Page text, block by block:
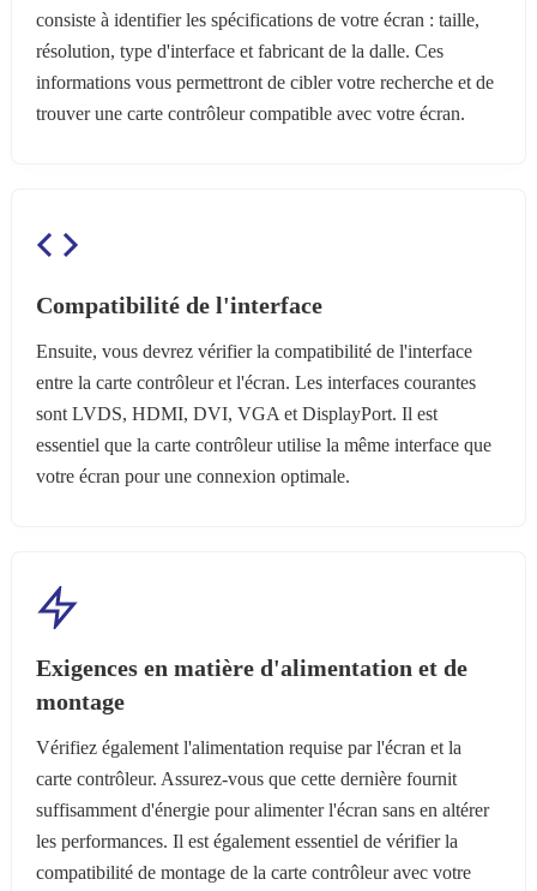
consiste à identifier les spécifications de votre écran : taille,
résolution, type d'interface et fabricant de la dalle. Ces
informations vous permettront de cibler votre recherche et de
trouver une carte contrôleur compatible avec votre écran.
Compatibilité de l'interface
Ensuite, vous devrez vérifier la compatibilité de l'interface
entre la carte contrôleur et l'écran. Les interfaces courantes
sont LVDS, HDMI, DVI, VGA et DisplayPort. Il est
essentiel que la carte contrôleur utilise la même interface que
votre écran pour une connexion optimale.
Exigences en matière d'alimentation et de
montage
Vérifiez également l'alimentation requise par l'écran et la
carte contrôleur. Assurez-vous que cette dernière fournit
suffisamment d'énergie pour alimenter l'écran sans en altérer
les performances. Il est également essentiel de vérifier la
compatibilité de montage de la carte contrôleur avec votre